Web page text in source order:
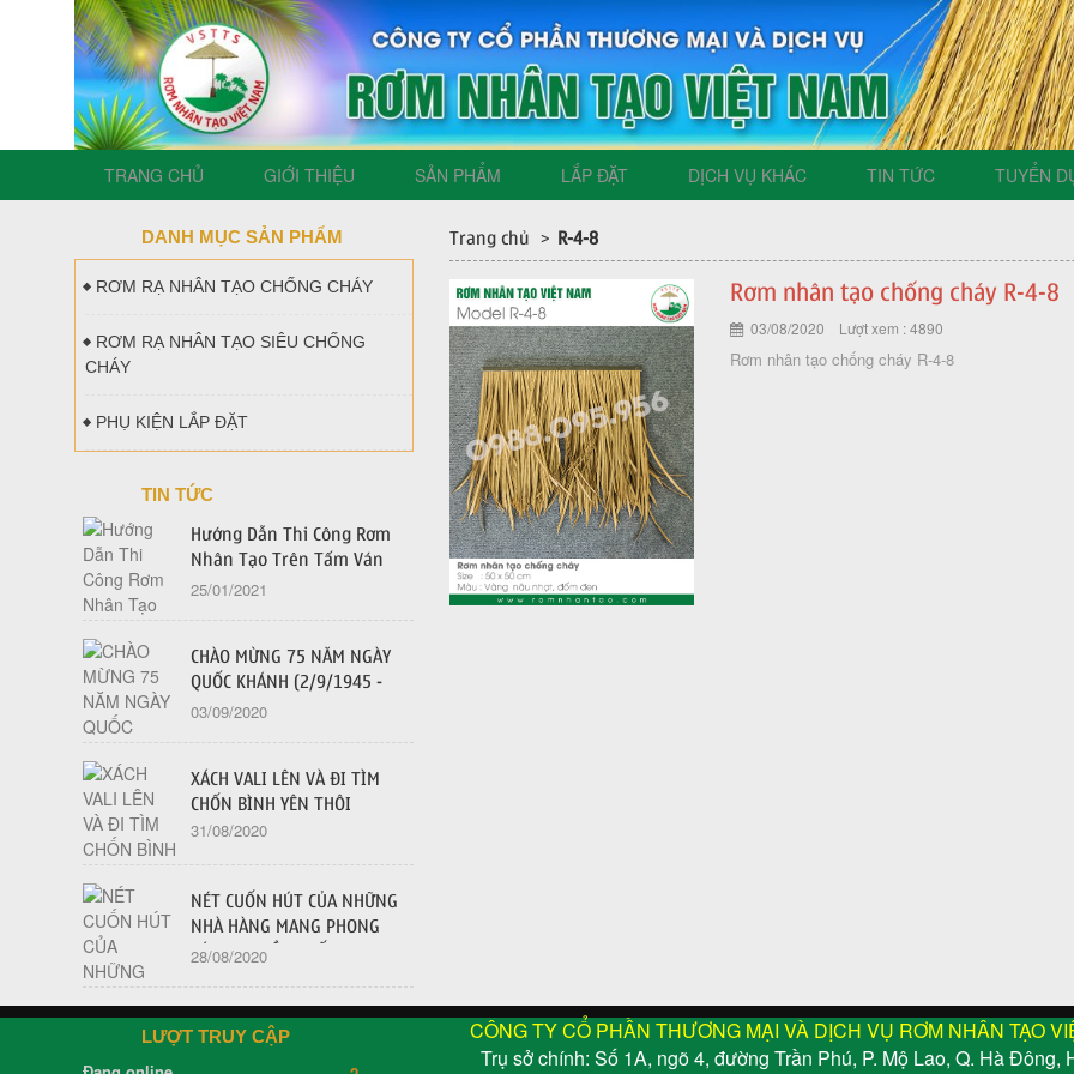
TRANG CHỦ GIỚI THIỆU SẢN PHẨM LẮP ĐẶT DỊCH VỤ KHÁC TIN TỨC TUYỂN
DANH MỤC SẢN PHẨM
RƠM RẠ NHÂN TẠO CHỐNG CHÁY
RƠM RẠ NHÂN TẠO SIÊU CHỐNG
CHÁY
PHỤ KIỆN LẮP ĐẶT
TIN TỨC
Hướng Dẫn Thi Công Rơm
Nhân Tạo Trên Tấm Ván
Dăm OSB - 2021
25/01/2021
CHÀO MỪNG 75 NĂM NGÀY
QUỐC KHÁNH (2/9/1945 -
2/9/2020)
03/09/2020
XÁCH VALI LÊN VÀ ĐI TÌM
CHỐN BÌNH YÊN THÔI
31/08/2020
NÉT CUỐN HÚT CỦA NHỮNG
NHÀ HÀNG MANG PHONG
CÁCH TRUYỀN THỐNG
28/08/2020
Trang chủ > R-4-8
Rơm nhân tạo chống cháy R-4-8
03/08/2020 Lượt xem : 4890
Rơm nhân tạo chống cháy R-4-8
LƯỢT TRUY CẬP
CÔNG TY CỔ PHẦN THƯƠNG MẠI VÀ DỊCH VỤ RƠM NHÂN TẠO
Trụ sở chính: Số 1A, ngõ 4, đường Trần Phú, P. Mộ Lao, Q. Hà Đông,